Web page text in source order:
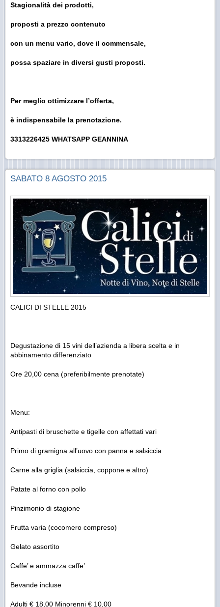
Stagionalità dei prodotti,
proposti a prezzo contenuto
con un menu vario, dove il commensale,
possa spaziare in diversi gusti proposti.
Per meglio ottimizzare l’offerta,
è indispensabile la prenotazione.
3313226425 WHATSAPP GEANNINA
SABATO 8 AGOSTO 2015
CALICI DI STELLE 2015
Degustazione di 15 vini dell’azienda a libera scelta e in
abbinamento differenziato
Ore 20,00 cena (preferibilmente prenotate)
Menu:
Antipasti di bruschette e tigelle con affettati vari
Primo di gramigna all’uovo con panna e salsiccia
Carne alla griglia (salsiccia, coppone e altro)
Patate al forno con pollo
Pinzimonio di stagione
Frutta varia (cocomero compreso)
Gelato assortito
Caffe’ e ammazza caffe’
Bevande incluse
Adulti € 18,00 Minorenni € 10,00